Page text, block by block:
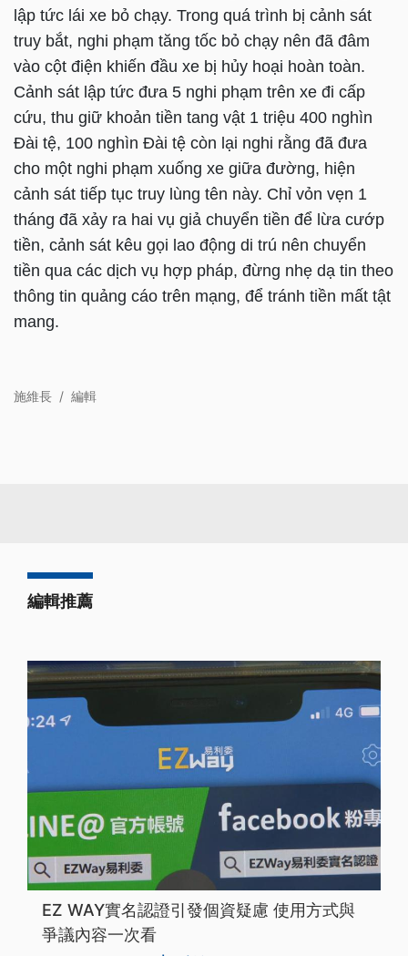
lập tức lái xe bỏ chạy. Trong quá trình bị cảnh sát
truy bắt, nghi phạm tăng tốc bỏ chạy nên đã đâm
vào cột điện khiến đầu xe bị hủy hoại hoàn toàn.
Cảnh sát lập tức đưa 5 nghi phạm trên xe đi cấp
cứu, thu giữ khoản tiền tang vật 1 triệu 400 nghìn
Đài tệ, 100 nghìn Đài tệ còn lại nghi rằng đã đưa
cho một nghi phạm xuống xe giữa đường, hiện
cảnh sát tiếp tục truy lùng tên này. Chỉ vỏn vẹn 1
tháng đã xảy ra hai vụ giả chuyển tiền để lừa cướp
tiền, cảnh sát kêu gọi lao động di trú nên chuyển
tiền qua các dịch vụ hợp pháp, đừng nhẹ dạ tin theo
thông tin quảng cáo trên mạng, để tránh tiền mất tật
mang.
施維長 / 編輯
編輯推薦
EZ WAY實名認證引發個資疑慮 使用方式與
爭議內容一次看